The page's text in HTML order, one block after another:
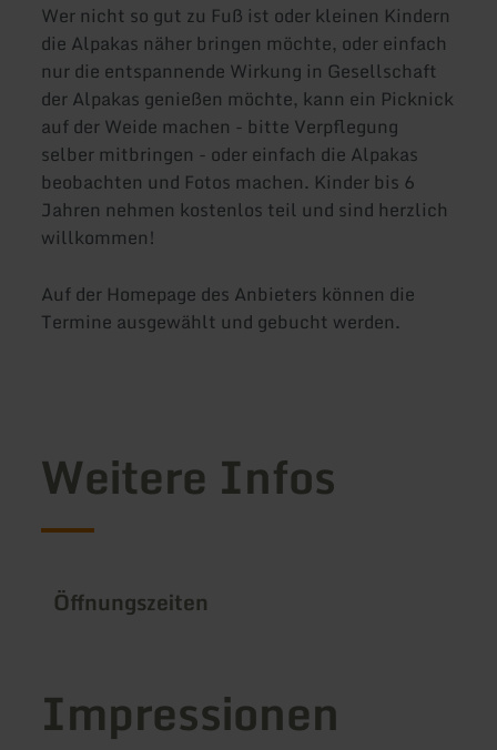
Wer nicht so gut zu Fuß ist oder kleinen Kindern
die Alpakas näher bringen möchte, oder einfach
nur die entspannende Wirkung in Gesellschaft
der Alpakas genießen möchte, kann ein Picknick
auf der Weide machen - bitte Verpflegung
selber mitbringen - oder einfach die Alpakas
beobachten und Fotos machen. Kinder bis 6
Jahren nehmen kostenlos teil und sind herzlich
willkommen!
Auf der Homepage des Anbieters können die
Termine ausgewählt und gebucht werden.
Weitere Infos
Öffnungszeiten
Impressionen